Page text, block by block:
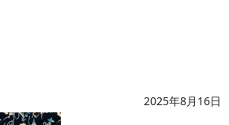
2025年8月16日